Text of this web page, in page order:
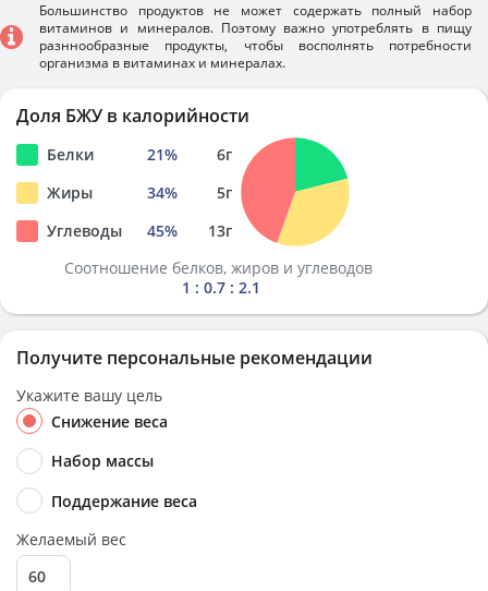
Большинство продуктов не может содержать полный набор
витаминов и минералов. Поэтому важно употреблять в пищу
разннообразные продукты, чтобы восполнять потребности
организма в витаминах и минералах.
Доля БЖУ в калорийности
Белки 21% 6г
Жиры
34% 5г
Углеводы
45% 13г
Соотношение белков, жиров и углеводов
1 : 0.7 : 2.1
Получите персональные рекомендации
Укажите вашу цель
Снижение веса
Набор массы
Поддержание веса
Желаемый вес